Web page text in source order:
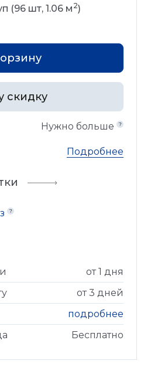
(96 шт, 1.06 м 2)
скидку
Нужно больше
Подробнее
от 1 дня
от 3 дней
подробнее
Бесплатно